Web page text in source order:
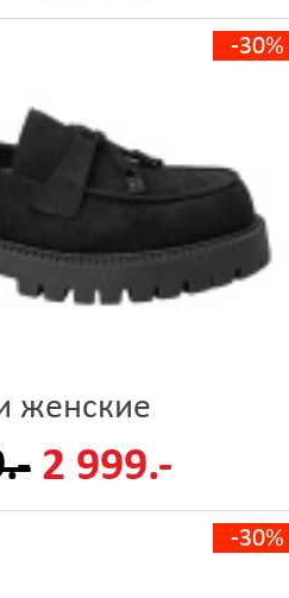
-30%
женские
2 999.-
-30%